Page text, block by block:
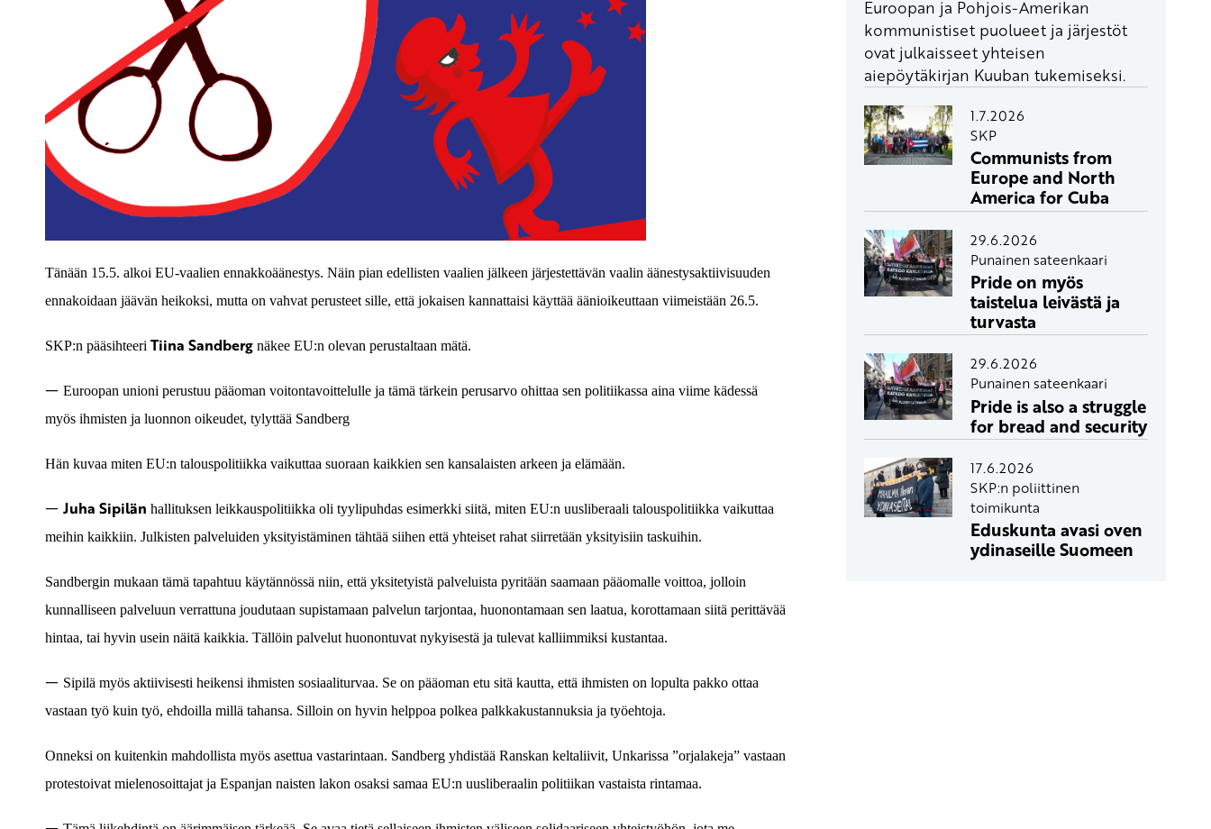
Tänään 15.5. alkoi EU-vaalien ennakkoäänestys. Näin pian edellisten vaalien jälkeen järjestettävän vaalin äänestysaktiivisuuden
ennakoidaan jäävän heikoksi, mutta on vahvat perusteet sille, että jokaisen kannattaisi käyttää äänioikeuttaan viimeistään 26.5.
SKP:n pääsihteeri Tiina Sandberg näkee EU:n olevan perustaltaan mätä.
— Euroopan unioni perustuu pääoman voitontavoittelulle ja tämä tärkein perusarvo ohittaa sen politiikassa aina viime kädessä
myös ihmisten ja luonnon oikeudet, tylyttää Sandberg
Hän kuvaa miten EU:n talouspolitiikka vaikuttaa suoraan kaikkien sen kansalaisten arkeen ja elämään.
— Juha Sipilän hallituksen leikkauspolitiikka oli tyylipuhdas esimerkki siitä, miten EU:n uusliberaali talouspolitiikka vaikuttaa
meihin kaikkiin. Julkisten palveluiden yksityistäminen tähtää siihen että yhteiset rahat siirretään yksityisiin taskuihin.
Sandbergin mukaan tämä tapahtuu käytännössä niin, että yksitetyistä palveluista pyritään saamaan pääomalle voittoa, jolloin
kunnalliseen palveluun verrattuna joudutaan supistamaan palvelun tarjontaa, huonontamaan sen laatua, korottamaan siitä perittävää
hintaa, tai hyvin usein näitä kaikkia. Tällöin palvelut huonontuvat nykyisestä ja tulevat kalliimmiksi kustantaa.
— Sipilä myös aktiivisesti heikensi ihmisten sosiaaliturvaa. Se on pääoman etu sitä kautta, että ihmisten on lopulta pakko ottaa
vastaan työ kuin työ, ehdoilla millä tahansa. Silloin on hyvin helppoa polkea palkkakustannuksia ja työehtoja.
Onneksi on kuitenkin mahdollista myös asettua vastarintaan. Sandberg yhdistää Ranskan keltaliivit, Unkarissa ”orjalakeja” vastaan
protestoivat mielenosoittajat ja Espanjan naisten lakon osaksi samaa EU:n uusliberaalin politiikan vastaista rintamaa.
Euroopan ja Pohjois-Amerikan
kommunistiset puolueet ja järjestöt
ovat julkaisseet yhteisen
aiepöytäkirjan Kuuban tukemiseksi.
1.7.2026
SKP
Communists from
Europe and North
America for Cuba
29.6.2026
Punainen sateenkaari
Pride on myös
taistelua leivästä ja
turvasta
29.6.2026
Punainen sateenkaari
Pride is also a struggle
for bread and security
17.6.2026
SKP:n poliittinen
toimikunta
Eduskunta avasi oven
ydinaseille Suomeen